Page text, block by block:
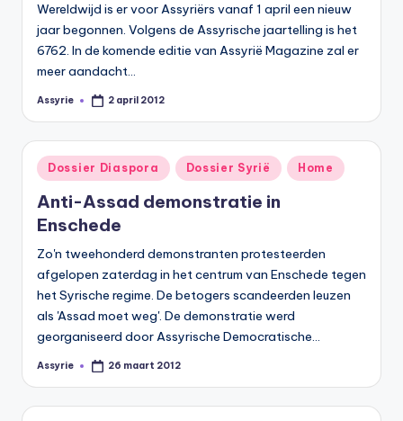
Wereldwijd is er voor Assyriërs vanaf 1 april een nieuw
jaar begonnen. Volgens de Assyrische jaartelling is het
6762. In de komende editie van Assyrië Magazine zal er
meer aandacht…
Geplaatst
Assyrie 2 april 2012
Geplaatst
in
Dossier Diaspora Dossier Syrië Home
Anti-Assad demonstratie in
Enschede
Zo'n tweehonderd demonstranten protesteerden
afgelopen zaterdag in het centrum van Enschede tegen
het Syrische regime. De betogers scandeerden leuzen
als 'Assad moet weg'. De demonstratie werd
georganiseerd door Assyrische Democratische…
Geplaatst
Assyrie 26 maart 2012